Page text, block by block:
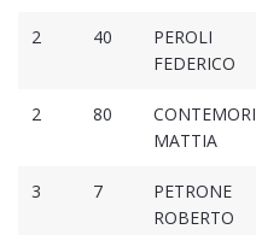
2 40
PEROLI
FEDERICO
2 80
CONTEMORI
MATTIA
3 7
PETRONE
ROBERTO